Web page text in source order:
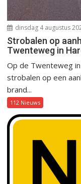
dinsdag 4 augustus
Strobalen op
Twenteweg in
Op de Twenteweg
strobalen op een
brand...
112 Nieuws